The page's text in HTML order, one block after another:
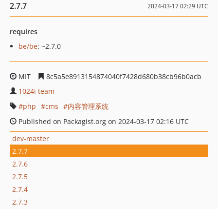
2.7.7 2024-03-17 02:29 UTC
requires
be/be: ~2.7.0
MIT
8c5a5e8913154874040f7428d680b38cb96b0acb
1024i team
php
cms
内容管理系统
Published on Packagist.org on 2024-03-17 02:16 UTC
dev-master
2.7.7
2.7.6
2.7.5
2.7.4
2.7.3